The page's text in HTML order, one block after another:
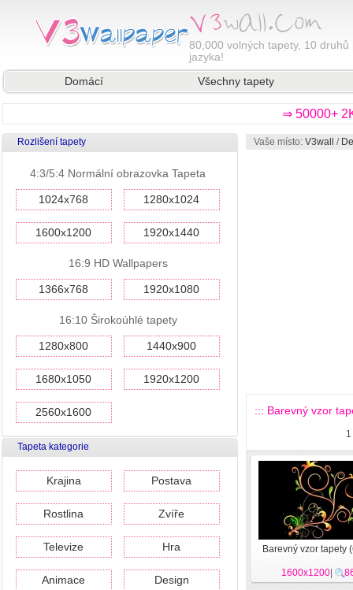
80,000 volných tapety, 10 druhů
jazyka!
Domácí
Všechny tapety
⇒ 50000+
Rozlišení tapety
4:3/5:4 Normální obrazovka Tapeta
1024x768 1280x1024
1600x1200 1920x1440
16:9 HD Wallpapers
1366x768 1920x1080
16:10 Širokoúhlé tapety
1280x800 1440x900
1680x1050 1920x1200
2560x1600
Tapeta kategorie
Krajina Postava
Rostlina Zvíře
Televize Hra
Animace Design
Vaše místo: V3wall /
::: Barevný vzor
1
Barevný vzor tapety
1600x1200